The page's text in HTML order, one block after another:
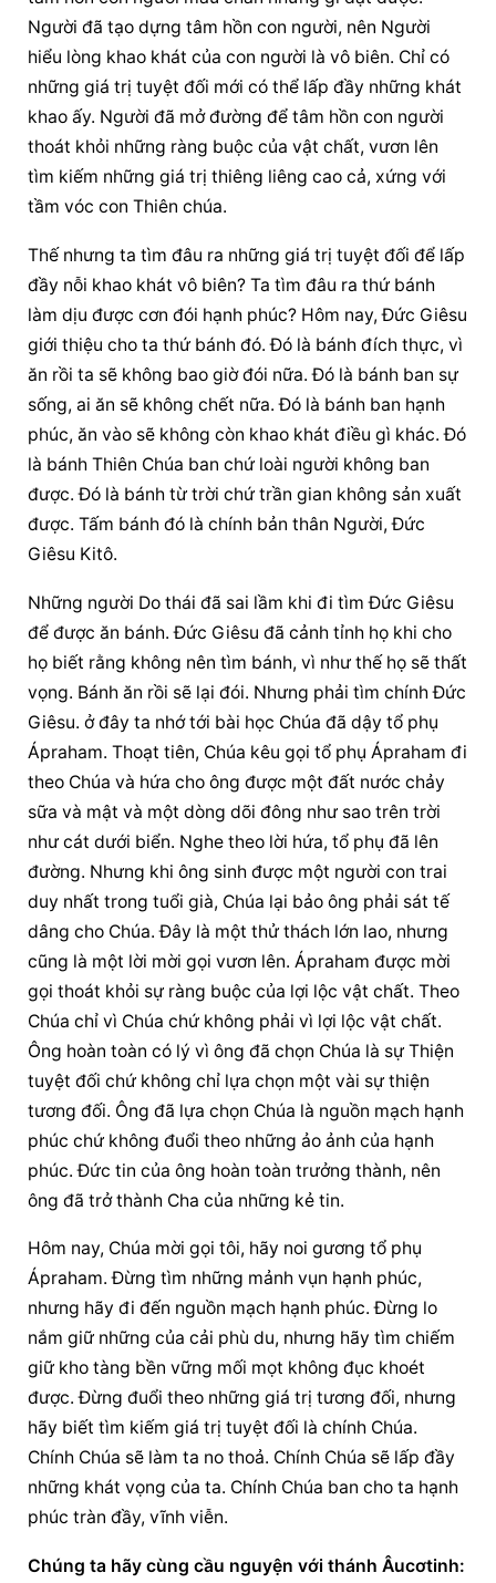
Người đã tạo dựng tâm hồn con người, nên Người
hiểu lòng khao khát của con người là vô biên. Chỉ có
những giá trị tuyệt đối mới có thể lấp đầy những khát
khao ấy. Người đã mở đường để tâm hồn con người
thoát khỏi những ràng buộc của vật chất, vươn lên
tìm kiếm những giá trị thiêng liêng cao cả, xứng với
tầm vóc con Thiên chúa.
Thế nhưng ta tìm đâu ra những giá trị tuyệt đối để lấp
đầy nỗi khao khát vô biên? Ta tìm đâu ra thứ bánh
làm dịu được cơn đói hạnh phúc? Hôm nay, Đức Giêsu
giới thiệu cho ta thứ bánh đó. Đó là bánh đích thực, vì
ăn rồi ta sẽ không bao giờ đói nữa. Đó là bánh ban sự
sống, ai ăn sẽ không chết nữa. Đó là bánh ban hạnh
phúc, ăn vào sẽ không còn khao khát điều gì khác. Đó
là bánh Thiên Chúa ban chứ loài người không ban
được. Đó là bánh từ trời chứ trần gian không sản xuất
được. Tấm bánh đó là chính bản thân Người, Đức
Giêsu Kitô.
Những người Do thái đã sai lầm khi đi tìm Đức Giêsu
để được ăn bánh. Đức Giêsu đã cảnh tỉnh họ khi cho
họ biết rằng không nên tìm bánh, vì như thế họ sẽ thất
vọng. Bánh ăn rồi sẽ lại đói. Nhưng phải tìm chính Đức
Giêsu. ở đây ta nhớ tới bài học Chúa đã dậy tổ phụ
Ápraham. Thoạt tiên, Chúa kêu gọi tổ phụ Ápraham đi
theo Chúa và hứa cho ông được một đất nước chảy
sữa và mật và một dòng dõi đông như sao trên trời
như cát dưới biển. Nghe theo lời hứa, tổ phụ đã lên
đường. Nhưng khi ông sinh được một người con trai
duy nhất trong tuổi già, Chúa lại bảo ông phải sát tế
dâng cho Chúa. Đây là một thử thách lớn lao, nhưng
cũng là một lời mời gọi vươn lên. Ápraham được mời
gọi thoát khỏi sự ràng buộc của lợi lộc vật chất. Theo
Chúa chỉ vì Chúa chứ không phải vì lợi lộc vật chất.
Ông hoàn toàn có lý vì ông đã chọn Chúa là sự Thiện
tuyệt đối chứ không chỉ lựa chọn một vài sự thiện
tương đối. Ông đã lựa chọn Chúa là nguồn mạch hạnh
phúc chứ không đuổi theo những ảo ảnh của hạnh
phúc. Đức tin của ông hoàn toàn trưởng thành, nên
ông đã trở thành Cha của những kẻ tin.
Hôm nay, Chúa mời gọi tôi, hãy noi gương tổ phụ
Ápraham. Đừng tìm những mảnh vụn hạnh phúc,
nhưng hãy đi đến nguồn mạch hạnh phúc. Đừng lo
nắm giữ những của cải phù du, nhưng hãy tìm chiếm
giữ kho tàng bền vững mối mọt không đục khoét
được. Đừng đuổi theo những giá trị tương đối, nhưng
hãy biết tìm kiếm giá trị tuyệt đối là chính Chúa.
Chính Chúa sẽ làm ta no thoả. Chính Chúa sẽ lấp đầy
những khát vọng của ta. Chính Chúa ban cho ta hạnh
phúc tràn đầy, vĩnh viễn.
Chúng ta hãy cùng cầu nguyện với thánh Âucơtinh: